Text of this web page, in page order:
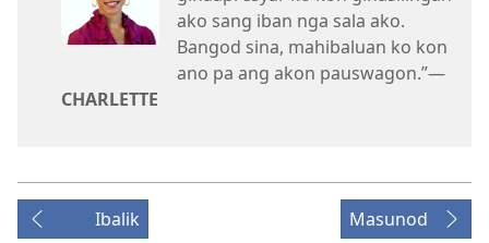
ako sang iban nga sala ako.
Bangod sina, mahibaluan ko kon
ano pa ang akon pauswagon.”—
CHARLETTE
Ibalik Masunod